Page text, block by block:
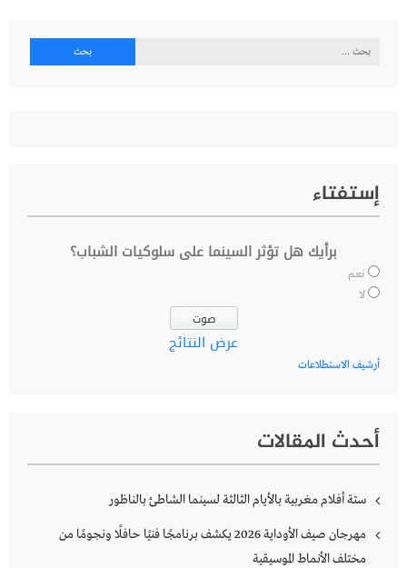
البحث
إستفتاء
برأيك هل تؤثر السينما على سلوكيات الشباب؟
نعم
لا
عرض النتائج
أرشيف الاستطلاعات
أحدث المقالات
ستة أفلام مغربية بالأيام الثالثة لسينما الشاطئ بالناظور
مهرجان صيف الأوداية 2026 يكشف برنامجًا فنيًا حافلًا ونجومًا من
مختلف الأنماط الموسيقية